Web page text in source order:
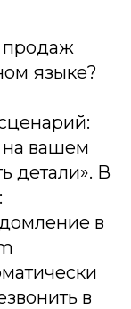
продаж
языке?
на вашем
детали». В
в
в